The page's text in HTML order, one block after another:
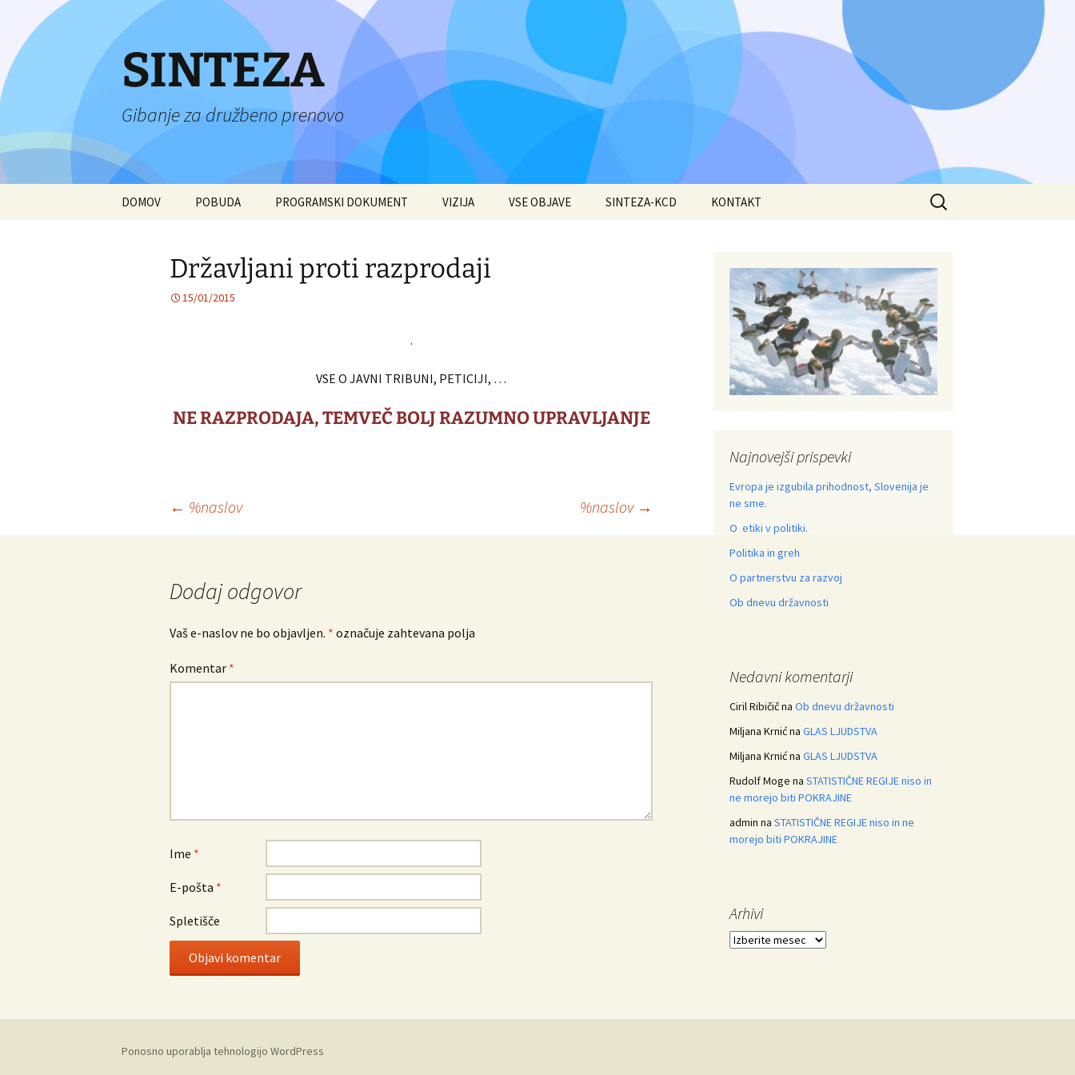
vsebino
SINTEZA
Gibanje za družbeno prenovo
DOMOV POBUDA PROGRAMSKI DOKUMENT VIZIJA VSE OBJAVE SINTEZA-KCD KONTAKT
Išči:
Državljani proti razprodaji
15/01/2015
.
VSE O JAVNI TRIBUNI, PETICIJI, …
NE RAZPRODAJA, TEMVEČ BOLJ RAZUMNO UPRAVLJANJE
po
← %naslov %naslov →
Dodaj odgovor
Vaš e-naslov ne bo objavljen. * označuje zahtevana polja
Komentar *
Ime *
E-pošta *
Spletišče
Najnovejši prispevki
Evropa je izgubila prihodnost, Slovenija je
ne sme.
O etiki v politiki.
Politika in greh
O partnerstvu za razvoj
Ob dnevu državnosti
Nedavni komentarji
Ciril Ribičična Ob dnevu državnosti
Miljana Krnićna GLAS LJUDSTVA
Miljana Krnićna GLAS LJUDSTVA
Rudolf Moge na STATISTIČNE REGIJE niso in
ne morejo biti POKRAJINE
admin na STATISTIČNE REGIJE niso in ne
morejo biti POKRAJINE
Arhivi
Arhivi
Ponosno uporablja tehnologijo WordPress